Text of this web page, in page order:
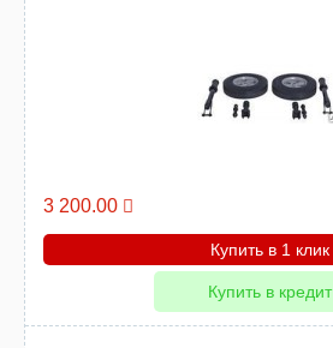
3 200.00
Купить в 1 клик
Купить в кредит